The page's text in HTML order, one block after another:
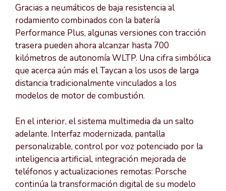
Gracias a neumáticos de baja resistencia al
rodamiento combinados con la batería
Performance Plus, algunas versiones con tracción
trasera pueden ahora alcanzar hasta 700
kilómetros de autonomía WLTP. Una cifra simbólica
que acerca aún más el Taycan a los usos de larga
distancia tradicionalmente vinculados a los
modelos de motor de combustión.
En el interior, el sistema multimedia da un salto
adelante. Interfaz modernizada, pantalla
personalizable, control por voz potenciado por la
inteligencia artificial, integración mejorada de
teléfonos y actualizaciones remotas: Porsche
continúa la transformación digital de su modelo